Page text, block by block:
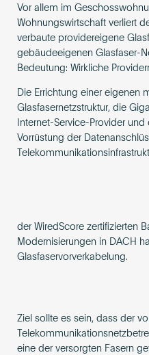
Vor allem im
Wohnungswirtschaft verliert
verbaute providereigene
gebäudeeigenen Glasfaser-
Bedeutung: Wirkliche
Die Errichtung einer eigenen
Glasfasernetzstruktur, die
Internet-Service-Provider
Vorrüstung der
der WiredScore zertifizierten
Modernisierungen in DACH
Glasfaservorverkabelung.
Ziel sollte es sein, dass der
eine der versorgten Fasern